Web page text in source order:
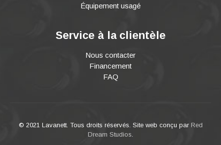
Équipement usagé
Service à la clientèle
Nous contacter
Financement
FAQ
© 2021 Lavanett. Tous droits réservés. Site web conçu par Red
Dream Studios.